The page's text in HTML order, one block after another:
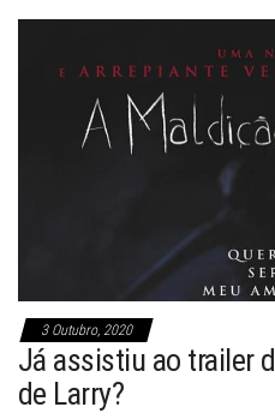
3 Outubro, 2020
Já assistiu ao trailer
de Larry?